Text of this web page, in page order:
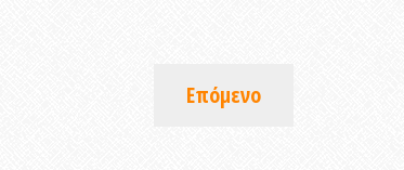
Επόμενο